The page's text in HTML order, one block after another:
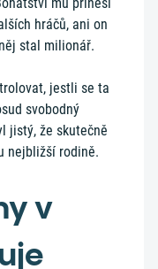
hráčů, ani on
stal milionář.
jestli se ta
svobodný
jistý, že skutečně
nejbližší rodině.
v